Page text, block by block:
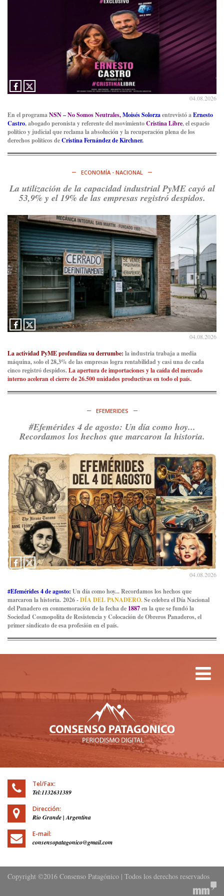
Ver en X
04.08.2026
En el programaNSN – No Somos Neutrales,Moisés Solorzaentrevistó aErnesto
Castro, abogado peronista y referente del movimientoCristina Libre, el espacio
político y judicial que reclama la absolución y la recuperación plena de los
derechos políticos deCristina Fernández de Kirchner.
ECONOMÍA - NACIONAL
La utilización de la capacidad industrial PyME cayó al
53,9% y el 19% de las empresas registró despidos.
04.08.2026
La actividad PyME profundiza su derrumbe: la industria trabaja a media
máquina, solo el 28,3% de las empresas logra rentabilidad y casi una de cada
cinco registró despidos.La apertura de importaciones y la caída del mercado
interno aceleran el cierre de 26.500 unidades productivas en todo el país.
EFEMERIDES
#Efemérides 4 de agosto: Un día como hoy...
Recordamos los hechos que marcaron la historia.
04.08.2026
#Efemérides 4 de agosto: Un día como hoy... Recordamos los hechos que
marcaron la historia. 2026 -DÍA DEL PANADERO.Se celebra el Día Nacional
del Panadero en conmemoración de la fecha de 1887en la que se fundó la
Sociedad Cosmopolita de Resistencia y Colocación de Obreros Panaderos, el
primer sindicato de esa profesión en el país.
Tel/Fax:
Tel:1132631389
Dirección:
Rio Grande | Argentina
E-mail:
consensopatagonico@gmail.com
Copyright ©2016 Consenso Patagónico | Todos los derechos reservados